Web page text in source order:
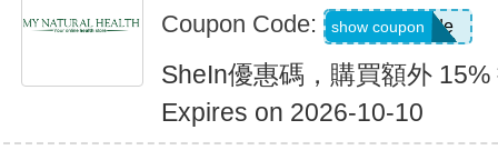
Coupon Code: Show Code
show coupon
SheIn優惠碼，購買額外 15%
Expires on 2026-10-10